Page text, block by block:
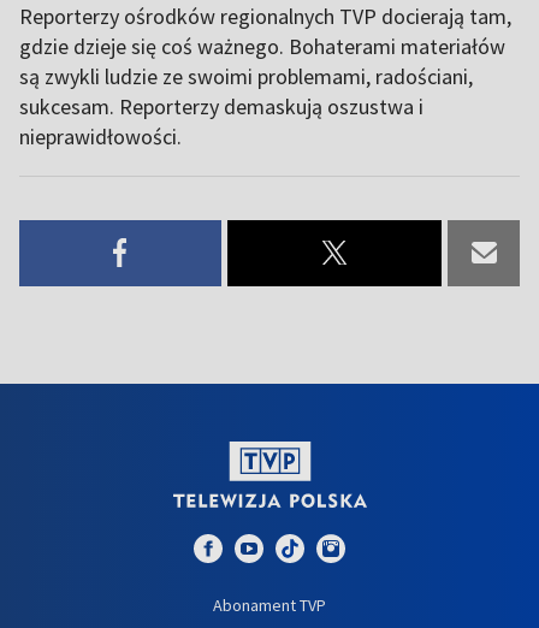
Reporterzy ośrodków regionalnych TVP docierają tam,
gdzie dzieje się coś ważnego. Bohaterami materiałów
są zwykli ludzie ze swoimi problemami, radościani,
sukcesam. Reporterzy demaskują oszustwa i
nieprawidłowości.
Abonament TVP